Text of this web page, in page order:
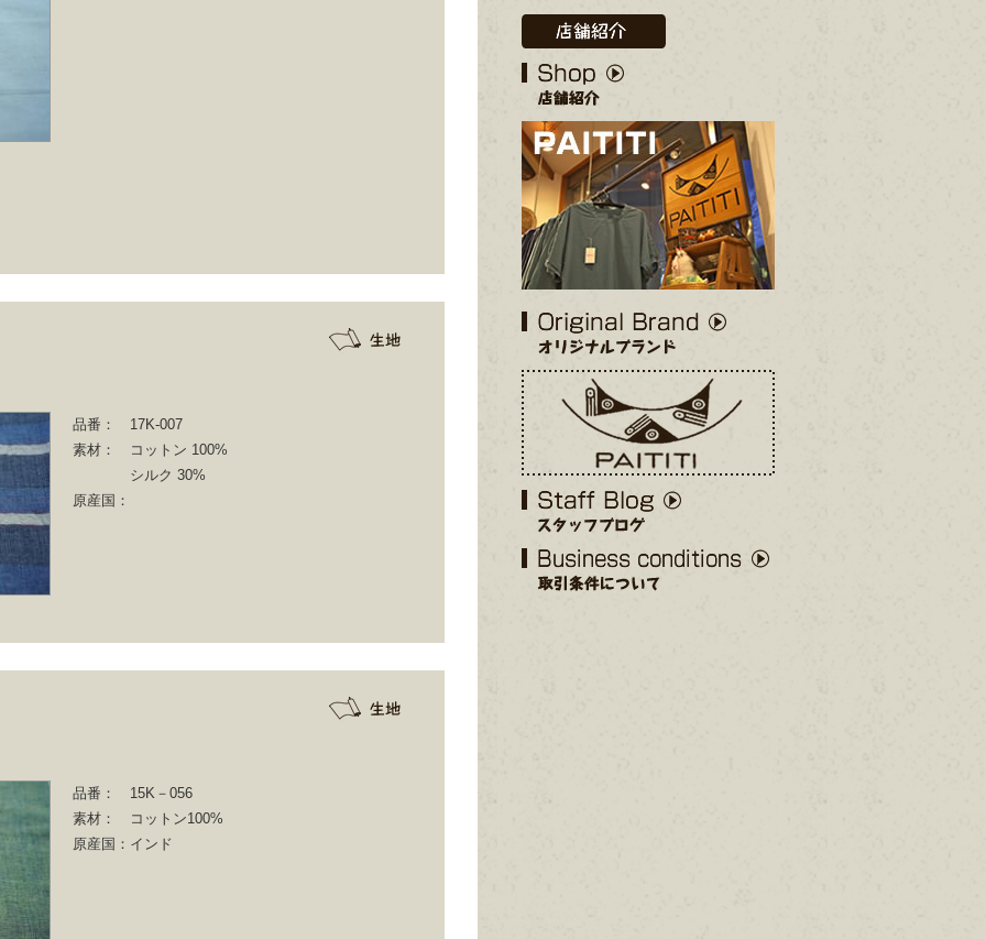
品番：
17K-007
素材：
コットン 100%
シルク 30%
原産国：
品番：
15K－056
素材：
コットン100%
原産国： インド